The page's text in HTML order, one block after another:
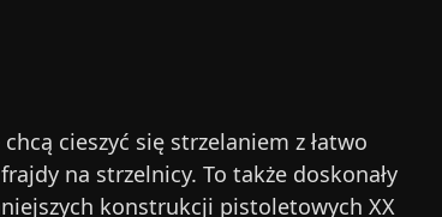
cieszyć się strzelaniem z łatwo
na strzelnicy. To także doskonały
konstrukcji pistoletowych XX